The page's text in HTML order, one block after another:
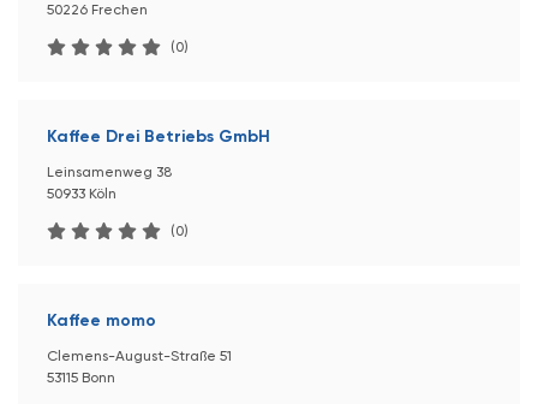
50226 Frechen
(0)
Kaffee Drei Betriebs GmbH
Leinsamenweg 38
50933 Köln
(0)
Kaffee momo
Clemens-August-Straße 51
53115 Bonn